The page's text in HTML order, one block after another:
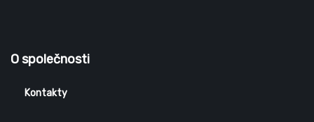
O společnosti
Kontakty